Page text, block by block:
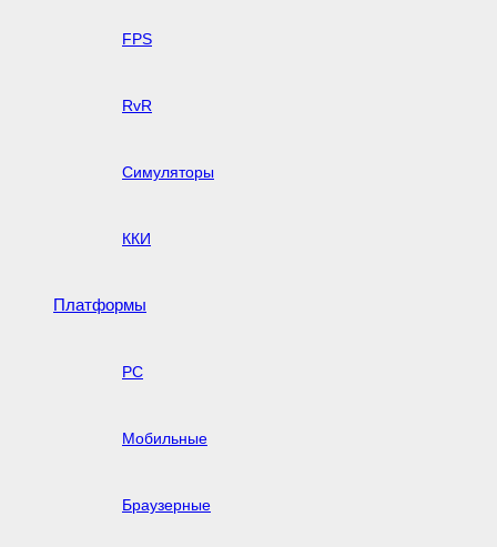
FPS
RvR
Симуляторы
ККИ
Платформы
PC
Мобильные
Браузерные